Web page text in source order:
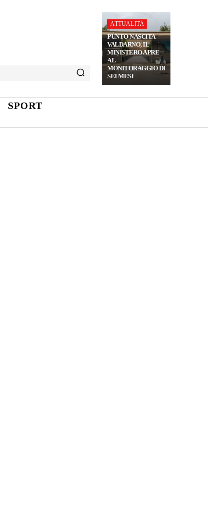
ATTUALITÀ
PUNTO NASCITA
VALDARNO, IL
MINISTERO APRE
AL
MONITORAGGIO DI
SEI MESI
SPORT